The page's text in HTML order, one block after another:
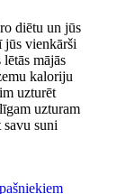
diētu un jūs
jūs vienkārši
mājās
kaloriju
uzturēt
uzturam
savu suni